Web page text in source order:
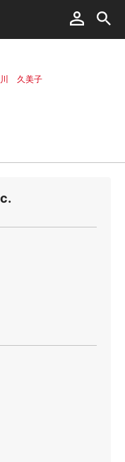
川 久美子